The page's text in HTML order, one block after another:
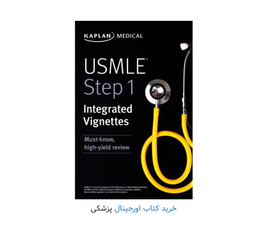
خرید کتاب اورجینالپزشکی